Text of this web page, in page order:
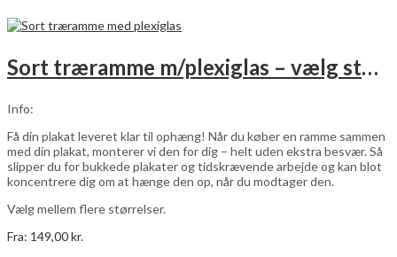
Sort træramme m/plexiglas – vælg størrelse
Info:
Få din plakat leveret klar til ophæng! Når du køber en ramme sammen
med din plakat, monterer vi den for dig – helt uden ekstra besvær. Så
slipper du for bukkede plakater og tidskrævende arbejde og kan blot
koncentrere dig om at hænge den op, når du modtager den.
Vælg mellem flere størrelser.
Fra: 149,00kr.